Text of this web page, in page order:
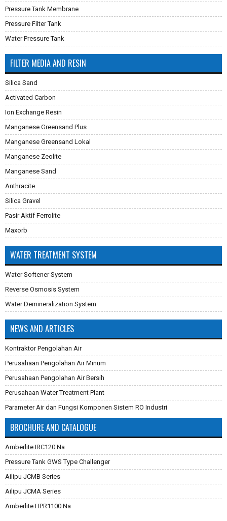
Pressure Tank Membrane
Pressure Filter Tank
Water Pressure Tank
FILTER MEDIA AND RESIN
Silica Sand
Activated Carbon
Ion Exchange Resin
Manganese Greensand Plus
Manganese Greensand Lokal
Manganese Zeolite
Manganese Sand
Anthracite
Silica Gravel
Pasir Aktif Ferrolite
Maxorb
WATER TREATMENT SYSTEM
Water Softener System
Reverse Osmosis System
Water Demineralization System
NEWS AND ARTICLES
Kontraktor Pengolahan Air
Perusahaan Pengolahan Air Minum
Perusahaan Pengolahan Air Bersih
Perusahaan Water Treatment Plant
Parameter Air dan Fungsi Komponen Sistem RO Industri
Pembuatan Karbon Aktif
Cara Mengganti Karet Membran Pressure Tank
Membran Filtrasi
Sistem Reverse Osmosis dan Cara Kerjanya
Cara Menghilangkan Zat Besi Pada Air
Aplikasi Teknologi Membran Pada Pengolahan Air
Filter Air Industri dan Komersial
BROCHURE AND CATALOGUE
Amberlite IRC120 Na
Pressure Tank GWS Type Challenger
Ailipu JCMB Series
Ailipu JCMA Series
Amberlite HPR1100 Na